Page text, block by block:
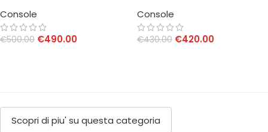
Console
€500.00 €490.00
Console
€430.00 €420.00
Scopri di piu' su questa categoria